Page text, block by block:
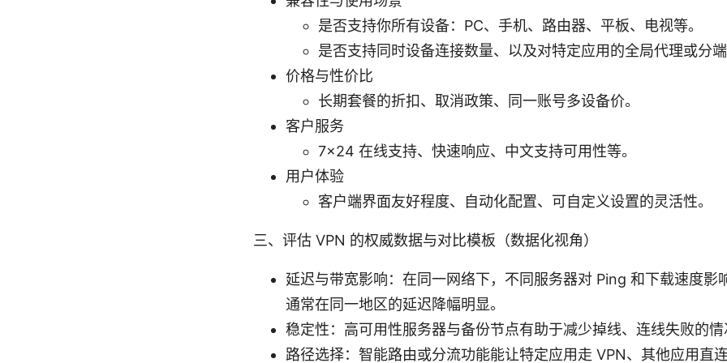
是否支持你所有设备：PC、手机、路由器、平板、电视等。
是否支持同时设备连接数量、以及对特定应用的全局代理或分
价格与性价比
长期套餐的折扣、取消政策、同一账号多设备价。
客户服务
7x24 在线支持、快速响应、中文支持可用性等。
用户体验
客户端界面友好程度、自动化配置、可自定义设置的灵活性。
三、评估 VPN 的权威数据与对比模板（数据化视角）
延迟与带宽影响：在同一网络下，不同服务器对 Ping 和下载速度影
通常在同一地区的延迟降幅明显。
稳定性：高可用性服务器与备份节点有助于减少掉线、连线失败的
路径选择：智能路由或分流功能能让特定应用走 VPN、其他应用直